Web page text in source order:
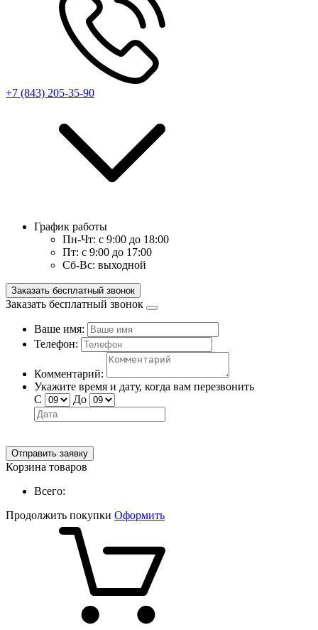
+7 (843) 205-35-90
График работы
Пн-Чт: с 9:00 до 18:00
Пт: с 9:00 до 17:00
Сб-Вс: выходной
Заказать бесплатный звонок
Заказать бесплатный звонок
Ваше имя:
Телефон:
Комментарий:
Укажите время и дату, когда вам перезвонить
С
До
Отправить заявку
Корзина товаров
Всего:
Продолжить покупки Оформить